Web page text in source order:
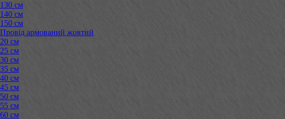
130 см
140 см
150 см
Провід армований жовтий
20 см
25 см
30 см
35 см
40 см
45 см
50 см
55 см
60 см